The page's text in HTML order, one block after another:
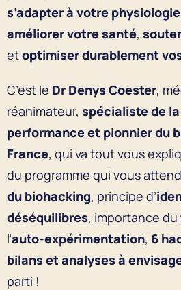
s’adapter à votre physiologie
améliorer votre santé,
etoptimiser durablement
C’est le Dr Denys Coester,
réanimateur, spécialiste de
performance et pionnier du
France, qui va tout vous
du programme qui vous
du biohacking, principe d’
déséquilibres, importance du
l’auto-expérimentation, 6
bilans et analyses à
parti !